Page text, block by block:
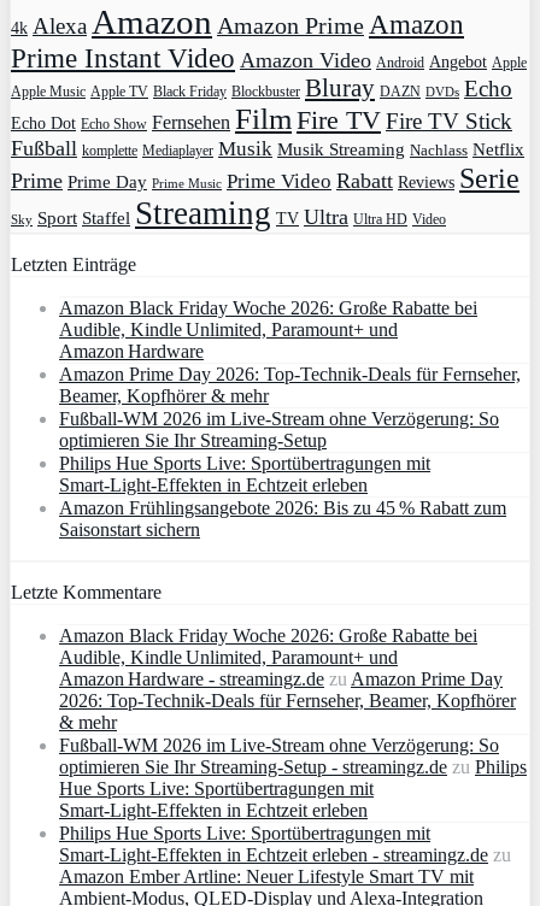
4k Alexa Amazon Amazon Prime Amazon
Prime Instant Video Amazon Video Android Angebot Apple
Apple Music Apple TV Black Friday Blockbuster Bluray DAZN DVDs Echo
Echo Dot Echo Show Fernsehen Film Fire TVFire TV Stick
Fußball komplette Mediaplayer Musik Musik Streaming Nachlass Netflix
Prime Prime Day Prime Music Prime Video Rabatt Reviews Serie
Sky Sport Staffel Streaming TV Ultra Ultra HD Video
Letzten Einträge
Amazon Black Friday Woche 2026: Große Rabatte bei
Audible, Kindle Unlimited, Paramount+ und
Amazon Hardware
Amazon Prime Day 2026: Top-Technik-Deals für Fernseher,
Beamer, Kopfhörer & mehr
Fußball-WM 2026 im Live-Stream ohne Verzögerung: So
optimieren Sie Ihr Streaming-Setup
Philips Hue Sports Live: Sportübertragungen mit
Smart‑Light‑Effekten in Echtzeit erleben
Amazon Frühlingsangebote 2026: Bis zu 45 % Rabatt zum
Saisonstart sichern
Letzte Kommentare
Amazon Black Friday Woche 2026: Große Rabatte bei
Audible, Kindle Unlimited, Paramount+ und
Amazon Hardware - streamingz.de zu Amazon Prime Day
2026: Top-Technik-Deals für Fernseher, Beamer, Kopfhörer
& mehr
Fußball-WM 2026 im Live-Stream ohne Verzögerung: So
optimieren Sie Ihr Streaming-Setup - streamingz.de zu Philips
Hue Sports Live: Sportübertragungen mit
Smart‑Light‑Effekten in Echtzeit erleben
Philips Hue Sports Live: Sportübertragungen mit
Smart‑Light‑Effekten in Echtzeit erleben - streamingz.de zu
Amazon Ember Artline: Neuer Lifestyle Smart TV mit
Ambient‑Modus, QLED‑Display und Alexa‑Integration